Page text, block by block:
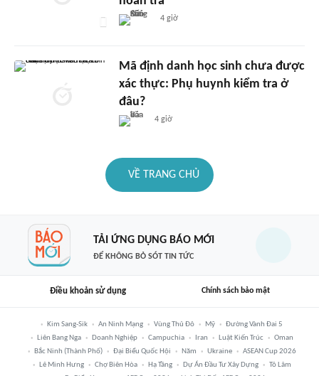
4 giờ
Mã định danh học sinh chưa được
xác thực: Phụ huynh kiểm tra ở
đâu?
4 giờ
VỀ TRANG CHỦ
TẢI ỨNG DỤNG BÁO MỚI
ĐỂ KHÔNG BỎ SÓT TIN TỨC
Điều khoản sử dụng Chính sách bảo mật
Kim Sang-Sik An Ninh Mạng Vùng Thủ Đô Mỹ
Đường Vành Đai 5
Liên Bang Nga
Doanh Nghiệp Campuchia Iran Luật Kiến Trúc
Oman
Bắc Ninh (thành Phố)
Đại Biểu Quốc Hội Năm Ukraine
ASEAN Cup 2026
Lê Minh Hưng
Chợ Biên Hòa Hạ Tầng Dự Án Đầu Tư Xây Dựng
Tô Lâm